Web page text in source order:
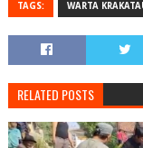
TAGS: WARTA
RELATED POSTS